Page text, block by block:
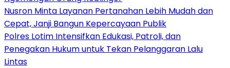
Nusron Minta Layanan Pertanahan Lebih Mudah dan
Cepat, Janji Bangun Kepercayaan Publik
Polres Lotim Intensifkan Edukasi, Patroli, dan
Penegakan Hukum untuk Tekan Pelanggaran Lalu
Lintas